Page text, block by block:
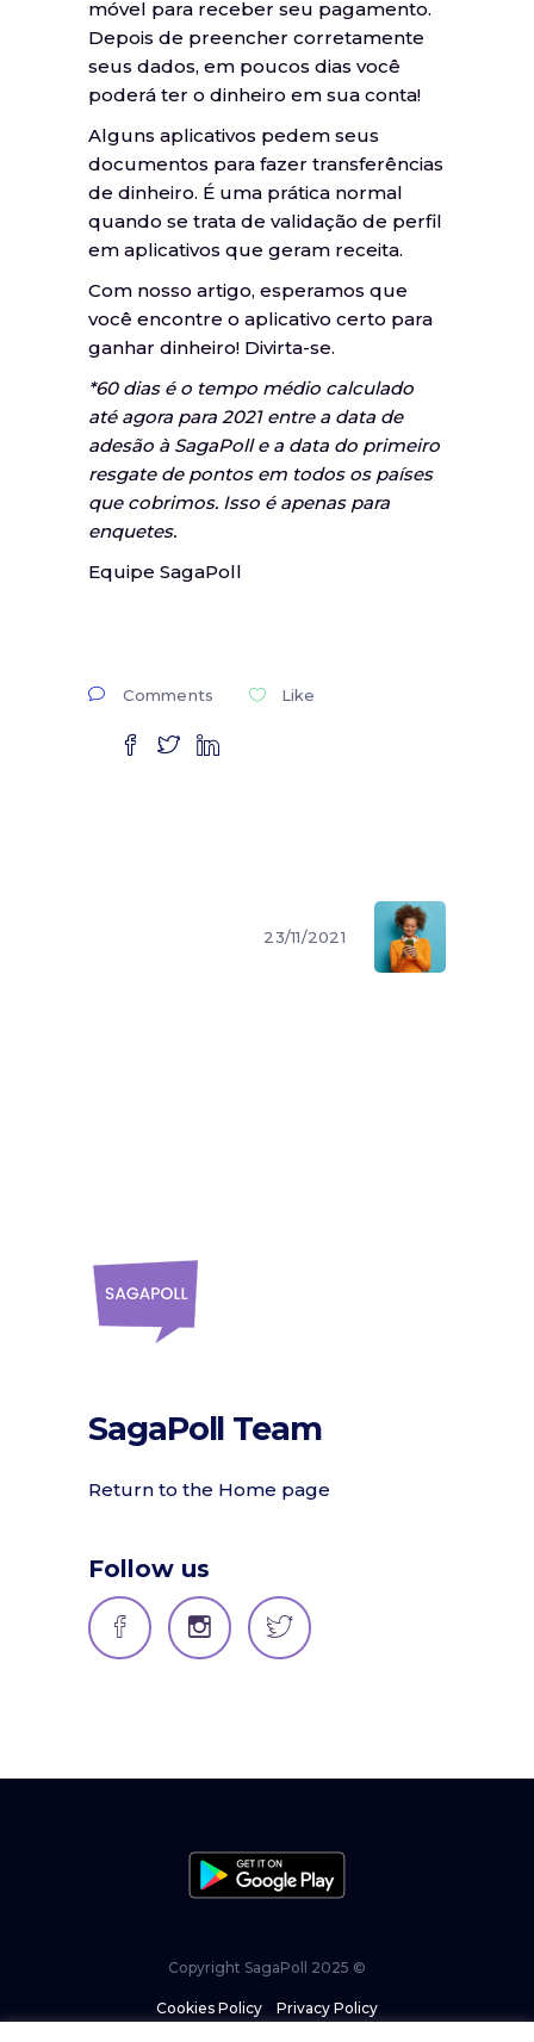
móvel para receber seu pagamento.
Depois de preencher corretamente
seus dados, em poucos dias você
poderá ter o dinheiro em sua conta!
Alguns aplicativos pedem seus
documentos para fazer transferências
de dinheiro. É uma prática normal
quando se trata de validação de perfil
em aplicativos que geram receita.
Com nosso artigo, esperamos que
você encontre o aplicativo certo para
ganhar dinheiro! Divirta-se.
*60 dias é o tempo médio calculado
até agora para 2021 entre a data de
adesão à SagaPoll e a data do primeiro
resgate de pontos em todos os países
que cobrimos. Isso é apenas para
enquetes.
Equipe SagaPoll
Comments Like
23/11/2021
SagaPoll Team
Return to the Home page
Follow us
Copyright SagaPoll 2025 ©
Cookies Policy Privacy Policy